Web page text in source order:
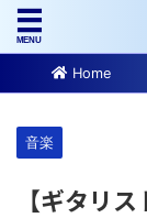
Home
音楽
【ギタリ